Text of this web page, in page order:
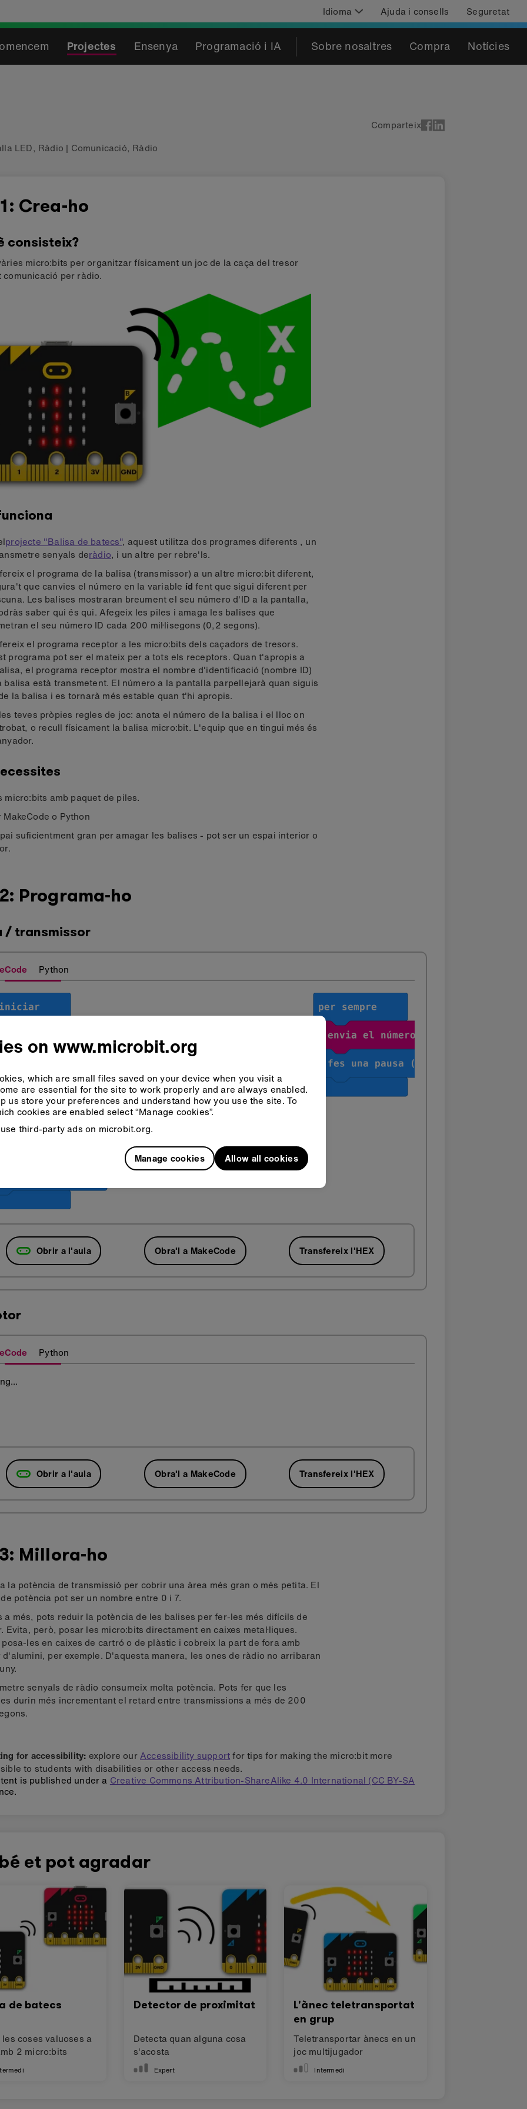
Idioma Ajuda i consells Seguretat
Projectes Ensenya Programació i IA Sobre nosaltres Compra Notícies
Comparteix
LED, Ràdio | Comunicació, Ràdio
Crea-ho
consisteix?
micro:bits per organitzar físicament un joc de la caça del tresor
per ràdio.
projecte "Balisa de batecs", aquest utilitza dos programes diferents , un
senyals deràdio, i un altre per rebre'ls.
el programa de la balisa (transmissor) a un altre micro:bit diferent,
que canvies el número en la variable íd fent que sigui diferent per
Les balises mostraran breument el seu número d'ID a la pantalla,
saber qui és qui. Afegeix les piles i amaga les balises que
el seu número ID cada 200 mil·lisegons (0,2 segons).
el programa receptor a les micro:bits dels caçadors de tresors.
programa pot ser el mateix per a tots els receptors. Quan t'apropis a
el programa receptor mostra el nombre d'identificació (nombre ID)
balisa està transmetent. El número a la pantalla parpellejarà quan siguis
la balisa i es tornarà més estable quan t'hi apropis.
teves pròpies regles de joc: anota el número de la balisa i el lloc on
o recull físicament la balisa micro:bit. L'equip que en tingui més és
micro:bits amb paquet de piles.
MakeCode o Python
suficientment gran per amagar les balises - pot ser un espai interior o
Programa-ho
/ transmissor
Python
Obrir a l'aula Obra'l a MakeCode Transfereix l'HEX
Python
Obrir a l'aula
Millora-ho
la potència de transmissió per cobrir una àrea més gran o més petita. El
potència pot ser un nombre entre 0 i 7.
a més, pots reduir la potència de les balises per fer-les més difícils de
Evita, però, posar les micro:bits directament en caixes metal·liques.
les en caixes de cartró o de plàstic i cobreix la part de fora amb
senyals de ràdio consumeix molta potència. Pots fer que les
durin més incrementant el retard entre transmissions a més de 200
is published under aCreative Commons Attribution-ShareAlike 4.0 International (CC BY-SA
et pot agradar
on www.microbit.org
which are small files saved on your device when you visit a
are essential for the site to work properly and are always enabled.
us store your preferences and understand how you use the site. To
cookies are enabled select “Manage cookies”.
third-party ads on microbit.org.
Manage cookies Allow all cookies